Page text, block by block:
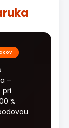
–
pri
%